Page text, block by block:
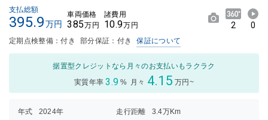
支払総額
395.9万円
車両価格
385万円
諸費用
10.9万円 2 0
定期点検整備：付き 部分保証：付き 保証について
据置型クレジットなら月々のお支払いもラクラク
実質年率 3.9 % 月々 4.15 万円~
年式 2024年 走行距離
3.4万Km